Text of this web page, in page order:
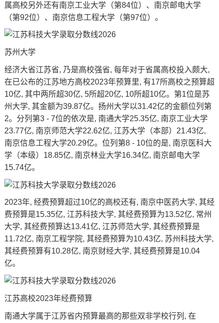
属高校另外还有南京工业大学（第84位）、南京邮电大学
（第92位）、南京信息工程大学（第97位）。
苏州大学
经济大省江苏省, 乃是高校强省, 每年对于省属高校投入颇大,
在已公布的江苏地方高校2023年预算里, 有17所高校之预算超
10亿, 其中两所超30亿, 5所超20亿, 10所超10亿。第1位是苏
州大学, 其金额为39.87亿。扬州大学以31.42亿的金额位列第
2。分列第3 - 7位的依次是, 南通大学25.35亿, 南京工业大学
23.77亿, 南京师范大学22.62亿, 江苏大学（本部）21.43亿,
南京信息工程大学20.29亿。位列第8 - 10位的是, 南京医科大
学（本级）18.85亿, 南京林业大学16.34亿, 南京邮电大学
15.74亿。
2023年, 经费预算超过10亿的高校还有, 南京中医药大学, 其经
费预算是15.35亿, 江苏科技大学, 其经费预算为13.52亿, 常州
大学, 其经费预算达13.41亿, 江苏师范大学, 其经费预算是
11.72亿, 南京工程学院, 其经费预算为10.43亿, 苏州科技大学,
其经费预算有10.28亿, 南京财经大学, 其经费预算是10.04
亿。
江苏高校2023年经费预算
南通大学属于江苏省内预算最高的那些双非学校行列, 在